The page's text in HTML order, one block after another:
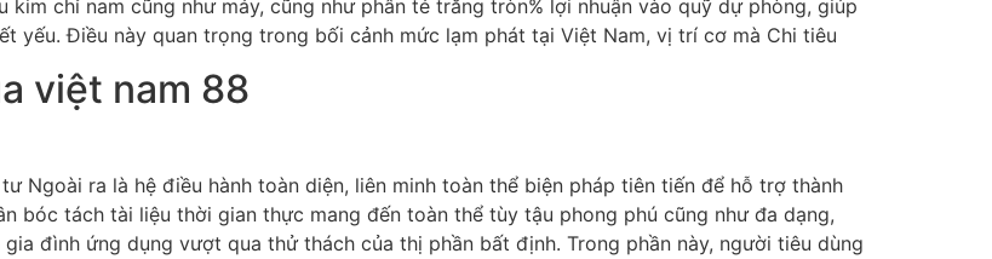
kim chỉ nam cũng như máy, cũng như phân té trăng tròn% lợi nhuận vào quỹ dự phòng, giúp
yếu. Điều này quan trọng trong bối cảnh mức lạm phát tại Việt Nam, vị trí cơ mà Chi tiêu
việt nam 88
Ngoài ra là hệ điều hành toàn diện, liên minh toàn thể biện pháp tiên tiến để hỗ trợ thành
bóc tách tài liệu thời gian thực mang đến toàn thể tùy tậu phong phú cũng như đa dạng,
đình ứng dụng vượt qua thử thách của thị phần bất định. Trong phần này, người tiêu dùng